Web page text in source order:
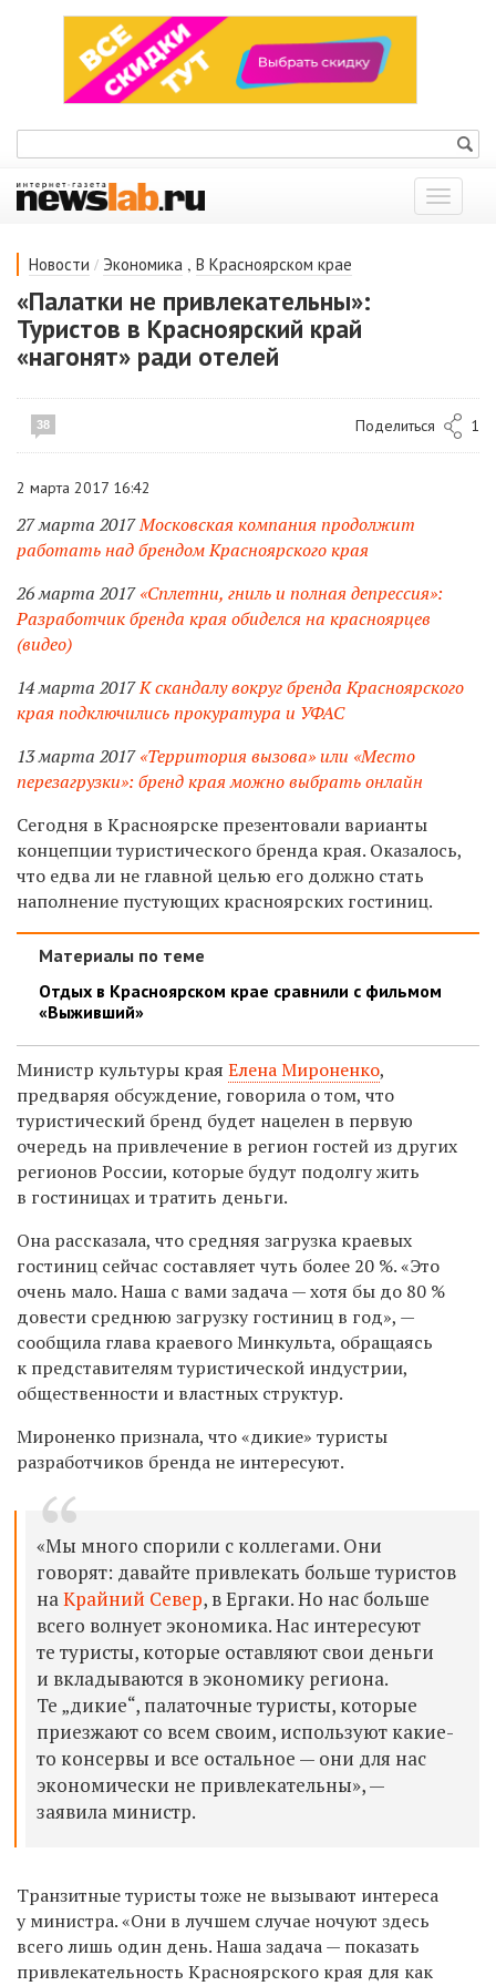
Показать
меню
Новости / Экономика , В Красноярском крае
«Палатки не привлекательны»:
Туристов в Красноярский край
«нагонят» ради отелей
38 Поделиться 1
2 марта 2017 16:42
27 марта 2017Московская компания продолжит
работать над брендом Красноярского края
26 марта 2017«Сплетни, гниль и полная депрессия»:
Разработчик бренда края обиделся на красноярцев
(видео)
14 марта 2017К скандалу вокруг бренда Красноярского
края подключились прокуратура и УФАС
13 марта 2017«Территория вызова» или «Место
перезагрузки»: бренд края можно выбрать онлайн
Сегодня в Красноярске презентовали варианты
концепции туристического бренда края. Оказалось,
что едва ли не главной целью его должно стать
наполнение пустующих красноярских гостиниц.
Материалы по теме
Отдых в Красноярском крае сравнили с фильмом
«Выживший»
Министр культуры края Елена Мироненко,
предваряя обсуждение, говорила о том, что
туристический бренд будет нацелен в первую
очередь на привлечение в регион гостей из других
регионов России, которые будут подолгу жить
в гостиницах и тратить деньги.
Она рассказала, что средняя загрузка краевых
гостиниц сейчас составляет чуть более 20 %. «Это
очень мало. Наша с вами задача — хотя бы до 80 %
довести среднюю загрузку гостиниц в год», —
сообщила глава краевого Минкульта, обращаясь
к представителям туристической индустрии,
общественности и властных структур.
Мироненко признала, что «дикие» туристы
разработчиков бренда не интересуют.
«Мы много спорили с коллегами. Они
говорят: давайте привлекать больше туристов
на Крайний Север, в Ергаки. Но нас больше
всего волнует экономика. Нас интересуют
те туристы, которые оставляют свои деньги
и вкладываются в экономику региона.
Те „дикие“, палаточные туристы, которые
приезжают со всем своим, используют какие-
то консервы и все остальное — они для нас
экономически не привлекательны», —
заявила министр.
Транзитные туристы тоже не вызывают интереса
у министра. «Они в лучшем случае ночуют здесь
всего лишь один день. Наша задача — показать
привлекательность Красноярского края для как